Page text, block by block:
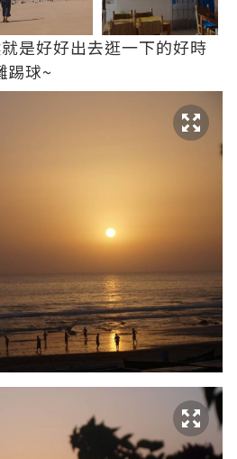
是好好出去逛一下的好時
踢球~